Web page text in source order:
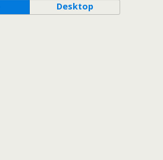
Desktop